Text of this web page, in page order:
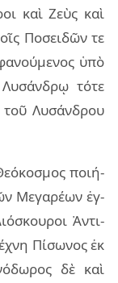
καὶ Ζεὺς καὶ
Ποσει­δῶν τε
ὑπὸ
τότε
Λυσάν­δρου
ποι­ή­
Μεγα­ρέ­ων ἐγ­
Ἀντι­
Πίσω­νος ἐκ
δὲ καὶ